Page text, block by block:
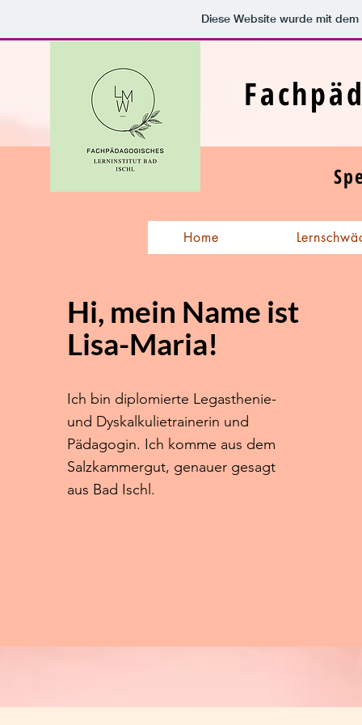
Diese Website wurde mit
Home
Hi, mein Name ist
Lisa-Maria!
Ich bin diplomierte Legasthenie-
und Dyskalkulietrainerin und
Pädagogin. Ich komme aus dem
Salzkammergut, genauer gesagt
aus Bad Ischl.